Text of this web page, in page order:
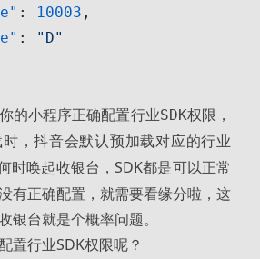
: 10003 ,
:
"D"
的小程序正确配置行业SDK权限 ，
，抖音会默认预加载对应的行业
时唤起收银台，SDK都是可以正常
有正确配置，就需要看缘分啦，这
银台就是个概率问题。
置行业SDK权限呢？